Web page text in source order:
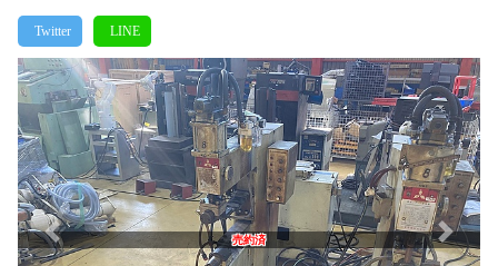
売約済
Previous Next